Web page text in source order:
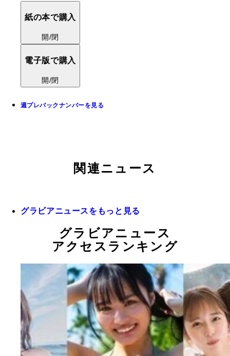
紙の本で購入
開/閉
電子版で購入
開/閉
週プレバックナンバーを見る
関連ニュース
グラビアニュースをもっと見る
グラビアニュース
アクセスランキング